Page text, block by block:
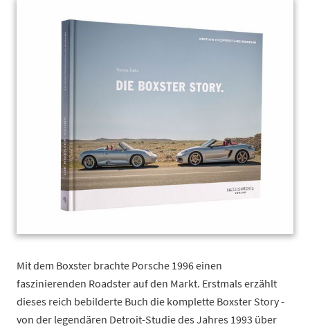
Mit dem Boxster brachte Porsche 1996 einen
faszinierenden Roadster auf den Markt. Erstmals erzählt
dieses reich bebilderte Buch die komplette Boxster Story -
von der legendären Detroit-Studie des Jahres 1993 über